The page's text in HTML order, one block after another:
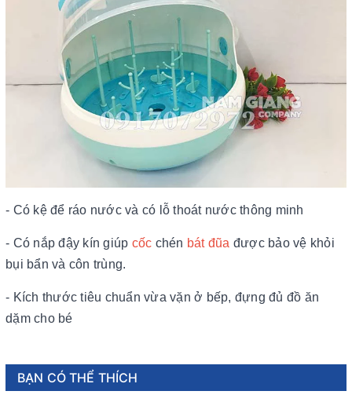
- Có kệ để ráo nước và có lỗ thoát nước thông minh
- Có nắp đậy kín giúp cốc chén bát đũa được bảo vệ khỏi
bụi bẩn và côn trùng.
- Kích thước tiêu chuẩn vừa vặn ở bếp, đựng đủ đồ ăn
dặm cho bé
BẠN CÓ THỂ THÍCH